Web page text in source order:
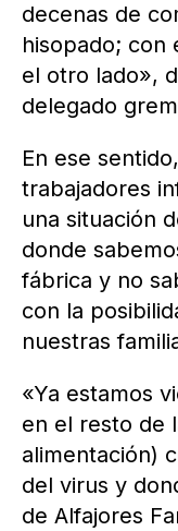
decenas de
hisopado; con
el otro lado»,
delegado
En ese
trabajadores
una situación
donde
fábrica y no
con la
nuestras
«Ya estamos
en el resto de
alimentación)
del virus y
de Alfajores